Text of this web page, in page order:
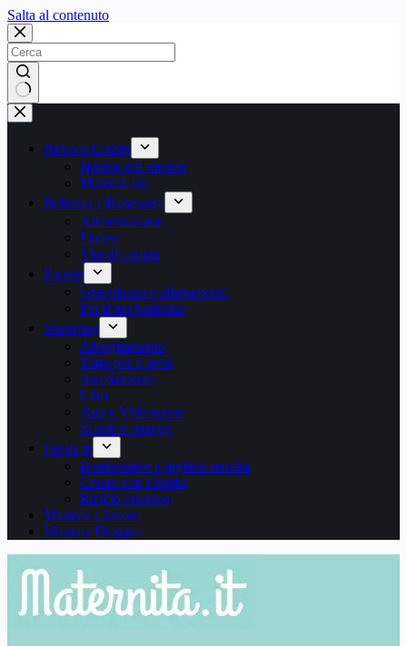
Salta al contenutoSalta
contenuto
Nessun
risultato
News e Gossip
Notizie dal mondo
Mamme vip
Bellezza e Benessere
Alimentazione
Fitness
Vita di coppia
Ricette
Gravidanza e allattamento
Per il tuo bambino
Shopping
Abbigliamento
Tutto per il bebè
Arredamento
Libri
App e Videogame
Sconti e omaggi
Fai da te
Bomboniere e biglietti nascita
Creare con i bimbi
Riciclo creativo
Mamme e lavoro
Mamme Blogger